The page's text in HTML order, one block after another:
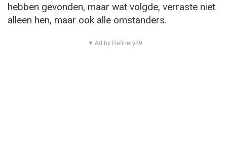
hebben gevonden, maar wat volgde, verraste niet
alleen hen, maar ook alle omstanders.
▼ Ad by Refinery89